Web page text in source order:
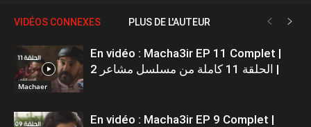
VIDÉOS CONNEXES PLUS DE L'AUTEUR
Machaer
En vidéo : Macha3ir EP 11 Complet |
الحلقة 11 كاملة من مسلسل مشاعر 2 |
En vidéo : Macha3ir EP 9 Complet |